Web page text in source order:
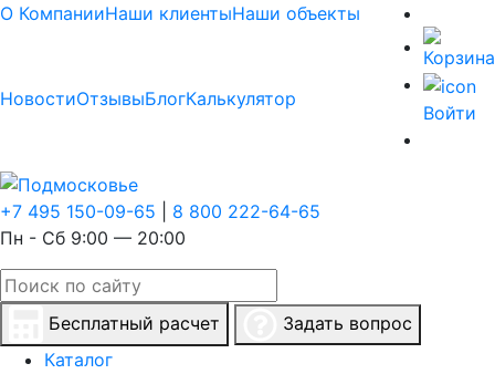
О КомпанииНаши клиентыНаши объекты
НовостиОтзывыБлогКалькулятор
Войти
+7 495 150-09-65
8 800 222-64-65
Пн - Сб 9:00 — 20:00
Бесплатный расчет
Задать вопрос
Каталог